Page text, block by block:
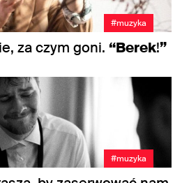
#muzyka
za czym goni. “Berek!”
#muzyka